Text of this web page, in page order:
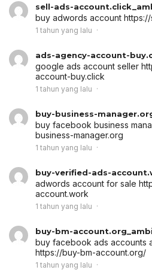
sell-ads-
buy adwords account
1 tahun yang lalu
ads-agency-account-
google ads account seller
account-buy.click
1 tahun yang lalu
buy-business-
buy facebook business
business-manager.org
1 tahun yang lalu
buy-verified-ads-
adwords account for sale
account.work
1 tahun yang lalu
buy-bm-
buy facebook ads accounts
https://buy-bm-account.org/
1 tahun yang lalu